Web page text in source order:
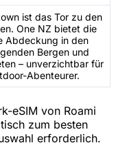
ist das Tor zu den
One NZ bietet die
Abdeckung in den
Bergen und
– unverzichtbar für
Abenteurer.
eSIM von Roami
zum besten
erforderlich.